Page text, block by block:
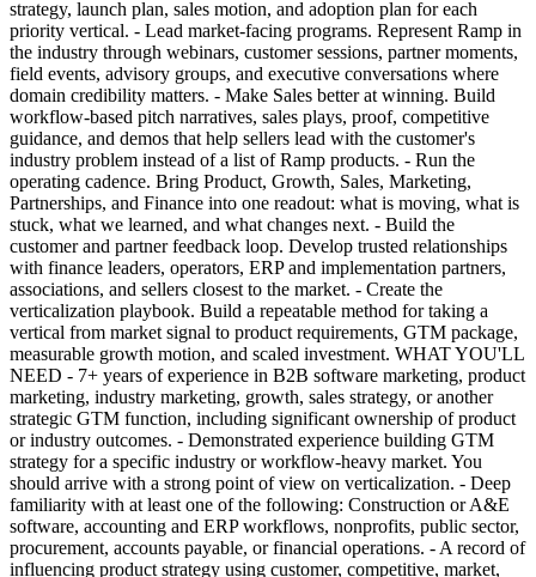
strategy, launch plan, sales motion, and adoption plan for each
priority vertical. - Lead market-facing programs. Represent Ramp in
the industry through webinars, customer sessions, partner moments,
field events, advisory groups, and executive conversations where
domain credibility matters. - Make Sales better at winning. Build
workflow-based pitch narratives, sales plays, proof, competitive
guidance, and demos that help sellers lead with the customer's
industry problem instead of a list of Ramp products. - Run the
operating cadence. Bring Product, Growth, Sales, Marketing,
Partnerships, and Finance into one readout: what is moving, what is
stuck, what we learned, and what changes next. - Build the
customer and partner feedback loop. Develop trusted relationships
with finance leaders, operators, ERP and implementation partners,
associations, and sellers closest to the market. - Create the
verticalization playbook. Build a repeatable method for taking a
vertical from market signal to product requirements, GTM package,
measurable growth motion, and scaled investment. WHAT YOU'LL
NEED - 7+ years of experience in B2B software marketing, product
marketing, industry marketing, growth, sales strategy, or another
strategic GTM function, including significant ownership of product
or industry outcomes. - Demonstrated experience building GTM
strategy for a specific industry or workflow-heavy market. You
should arrive with a strong point of view on verticalization. - Deep
familiarity with at least one of the following: Construction or A&E
software, accounting and ERP workflows, nonprofits, public sector,
procurement, accounts payable, or financial operations. - A record of
influencing product strategy using customer, competitive, market,